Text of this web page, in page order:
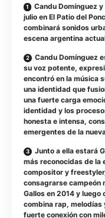
Candu Domínguez
julio en El Patio del
combinará sonidos
escena argentina
Candu Domínguez
su voz potente,
encontró en la música
una identidad que
una fuerte carga
identidad y los
honesta e intensa,
emergentes de la
Junto a ella estará
más reconocidas de la
compositor y
consagrarse campeón
Gallos en 2014 y
combina rap, melodías
fuerte conexión con